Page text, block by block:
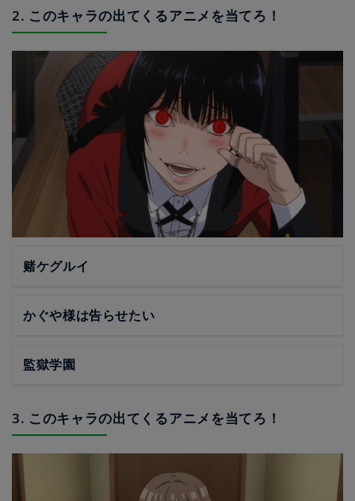
2. このキャラの出てくるアニメを当てろ！
赌ケグルイ
かぐや様は告らせたい
監獄学園
3. このキャラの出てくるアニメを当てろ！